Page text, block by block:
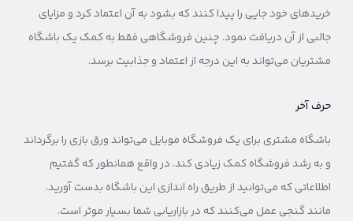
خریدهای خود جایی را پیدا کنند که بشود به آن اعتماد کرد و مزایای
جالبی از آن دریافت نمود. چنین فروشگاهی فقط به کمک یک باشگاه
مشتریان می‌تواند به این درجه از اعتماد و جذابیت برسد.
حرف آخر
باشگاه مشتری برای یک فروشگاه موبایل می‌تواند ورق بازی را برگرداند
و به رشد فروشگاه کمک زیادی کند. در واقع همانطور که گفتیم
اطلاعاتی که می‌توانید از طریق راه اندازی این باشگاه بدست آورید،
مانند گنجی عمل می‌کنند که در بازاریابی شما بسیار موثر است.